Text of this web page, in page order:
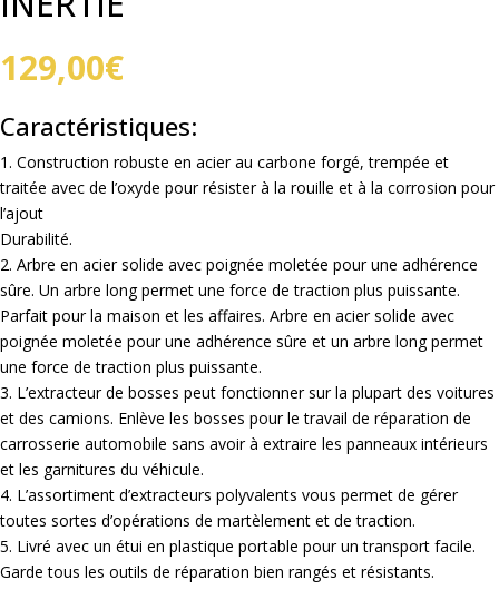
129,00€
Caractéristiques:
1. Construction robuste en acier au carbone forgé, trempée et
traitée avec de l’oxyde pour résister à la rouille et à la corrosion pour
l’ajout
Durabilité.
2. Arbre en acier solide avec poignée moletée pour une adhérence
sûre. Un arbre long permet une force de traction plus puissante.
Parfait pour la maison et les affaires. Arbre en acier solide avec
poignée moletée pour une adhérence sûre et un arbre long permet
une force de traction plus puissante.
3. L’extracteur de bosses peut fonctionner sur la plupart des voitures
et des camions. Enlève les bosses pour le travail de réparation de
carrosserie automobile sans avoir à extraire les panneaux intérieurs
et les garnitures du véhicule.
4. L’assortiment d’extracteurs polyvalents vous permet de gérer
toutes sortes d’opérations de martèlement et de traction.
5. Livré avec un étui en plastique portable pour un transport facile.
Garde tous les outils de réparation bien rangés et résistants.